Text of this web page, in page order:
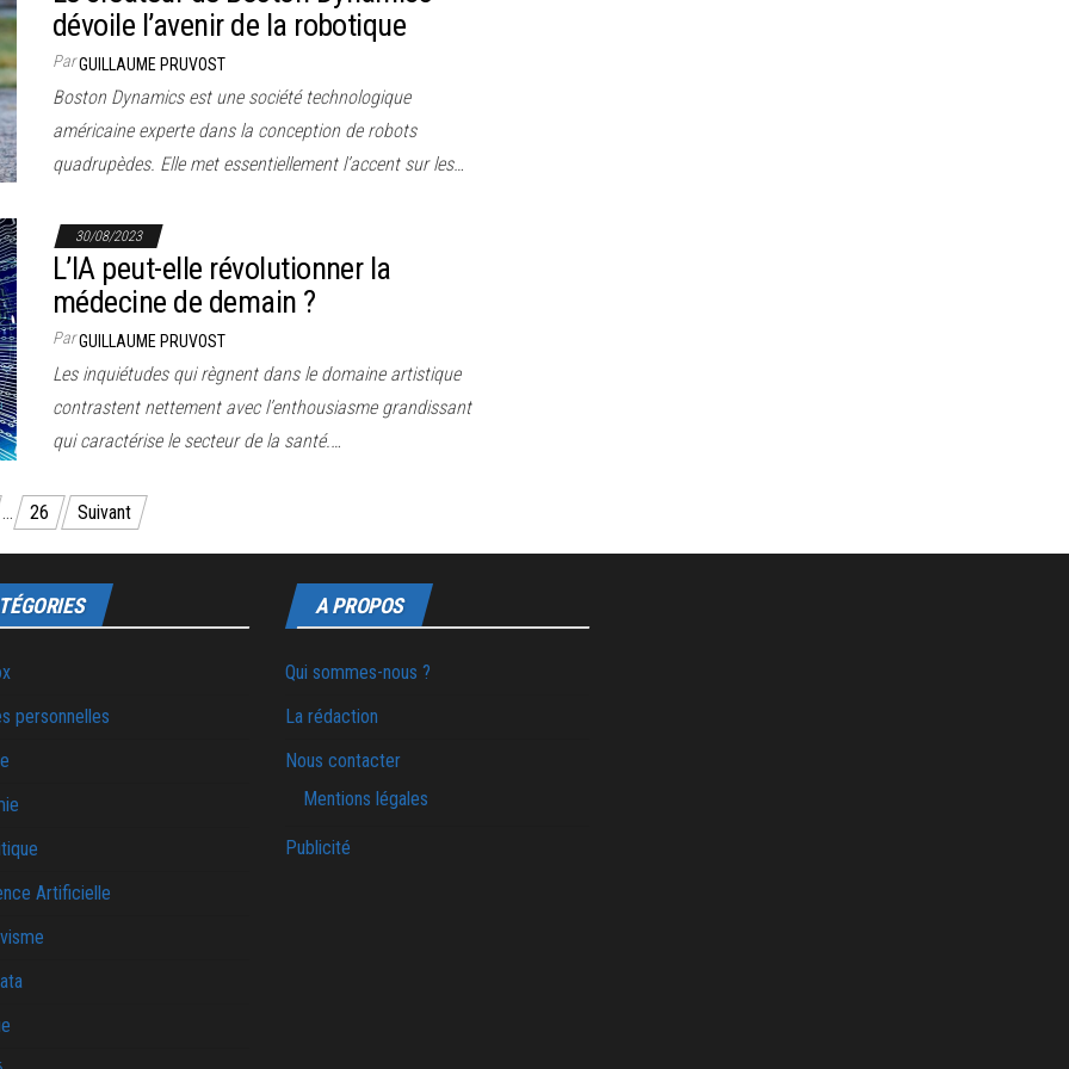
dévoile l’avenir de la robotique
ParGUILLAUME PRUVOST
Boston Dynamics est une société technologique
américaine experte dans la conception de robots
quadrupèdes. Elle met essentiellement l’accent sur les…
30/08/2023
L’IA peut-elle révolutionner la
médecine de demain ?
ParGUILLAUME PRUVOST
Les inquiétudes qui règnent dans le domaine artistique
contrastent nettement avec l’enthousiasme grandissant
qui caractérise le secteur de la santé.…
… 26 Suivant
personnelles
Artificielle
A PROPOS
Qui sommes-nous ?
La rédaction
Nous contacter
Mentions légales
Publicité